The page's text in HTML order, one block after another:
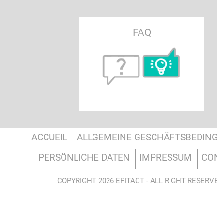
FAQ
ACCUEIL
ALLGEMEINE
PERSÖNLICHE DATEN
IMPRESSUM
COPYRIGHT 2026 EPITACT - ALL RIGHT